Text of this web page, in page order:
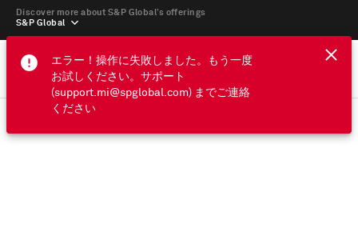
エラー！操作に失敗しました。もう一度
お試しください。サポート
(support.mi@spglobal.com) までご連絡
ください
S&P Global
Discover more about S&P Global’s offerings